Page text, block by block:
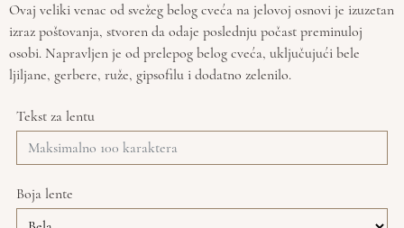
Ovaj veliki venac od svežeg belog cveća na jelovoj osnovi je izuzetan
izraz poštovanja, stvoren da odaje poslednju počast preminuloj
osobi. Napravljen je od prelepog belog cveća, uključujući bele
ljiljane, gerbere, ruže, gipsofilu i dodatno zelenilo.
Tekst za lentu
Boja lente